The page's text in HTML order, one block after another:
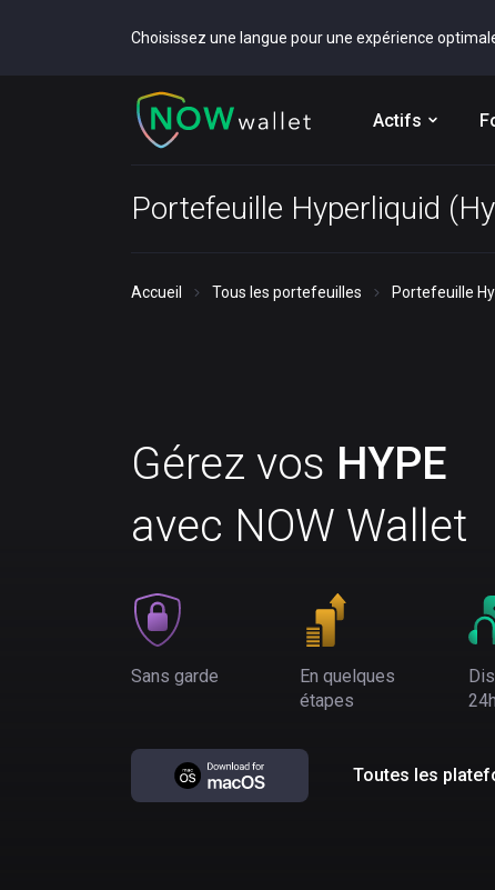
Choisissez une langue pour une expérience
Actifs
Portefeuille Hyperliquid
Accueil Tous les portefeuilles Portefeuille
Gérez vos HYPE
avec NOW Wallet
Sans garde
En quelques
étapes
Toutes les